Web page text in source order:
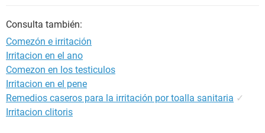
Consulta también:
Comezón e irritación
Irritacion en el ano
Comezon en los testiculos
Irritacion en el pene
Remedios caseros para la irritación por toalla sanitaria ✓
Irritacion clitoris